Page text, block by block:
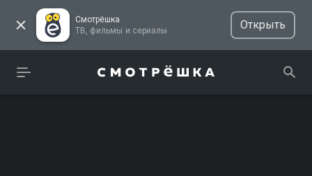
Смотрёшка
ТВ, фильмы и сериалы
Открыть